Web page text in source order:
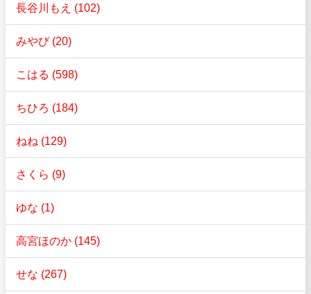
長谷川もえ (102)
みやび (20)
こはる (598)
ちひろ (184)
ねね (129)
さくら (9)
ゆな (1)
高宮ほのか (145)
せな (267)